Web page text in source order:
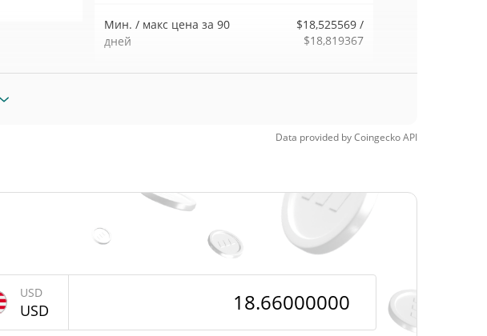
Мин. / макс цена за 90
дней
$18,525569 /
$18,819367
$1 415,26
Исторический мин.
нояб. 26, 2022 (3 лет назад)
$7,54
147.35%
Data provided byCoingeckoAPI
USD
USD